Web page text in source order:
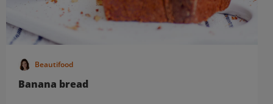
Beautifood
Banana bread